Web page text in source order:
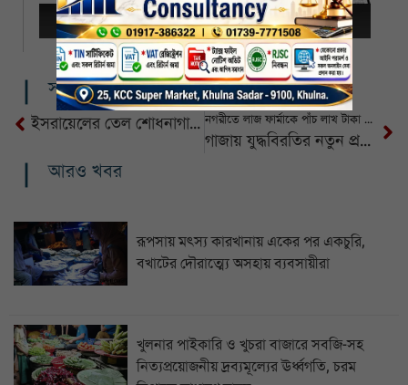
সম্পর্কিত খবর
ইসরায়েলের তেল শোধনাগারে ইরানের হামলা, নিহত ৩ নগরীতে লাজ ফার্মাকে পাঁচ লাখ টাকা জরিমানা
গাজায় যুদ্ধবিরতির নতুন প্রস্তাবে রাজি হামাস
আরও খবর
রূপসায় মৎস্য কারখানায় একের পর একচুরি,
বখাটের দৌরাত্ম্যে অসহায় ব্যবসায়ীরা
খুলনার পাইকারি ও খুচরা বাজারে সবজি-সহ
নিত্যপ্রয়োজনীয় দ্রব্যমূল্যের ঊর্ধ্বগতি, চরম